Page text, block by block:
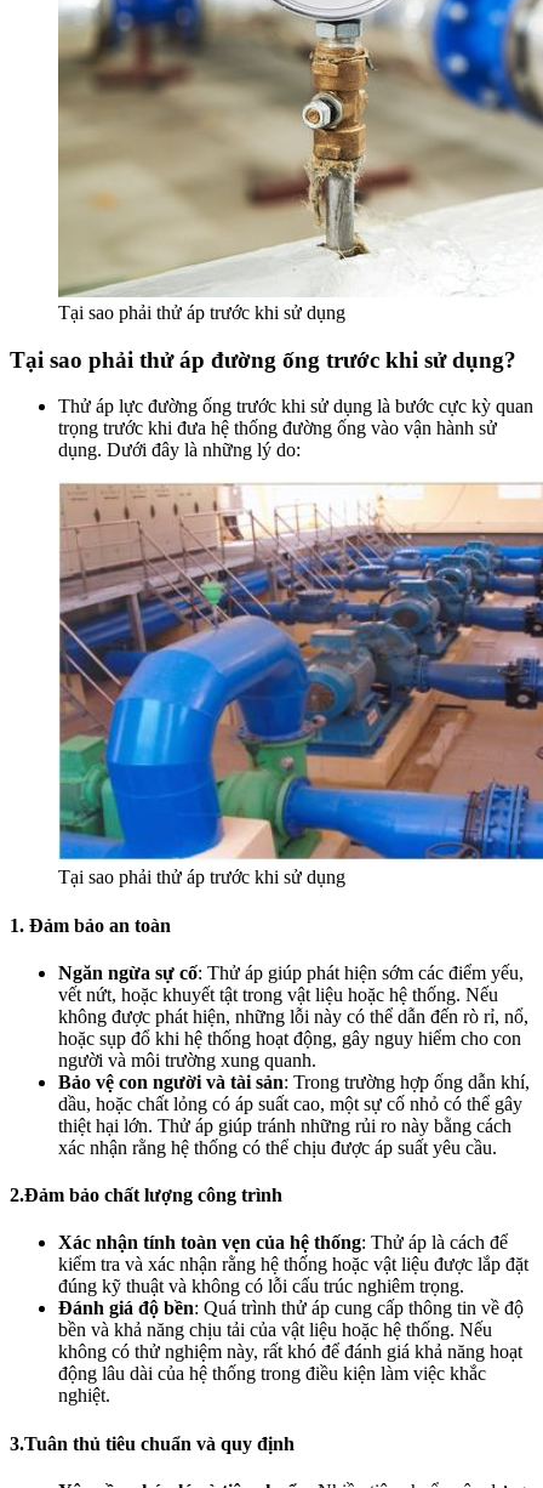
Tại sao phải thử áp trước khi sử dụng
Tại sao phải thử áp đường ống trước khi sử dụng?
Thử áp lực đường ống trước khi sử dụng là bước cực kỳ quan
trọng trước khi đưa hệ thống đường ống vào vận hành sử
dụng. Dưới đây là những lý do:
Tại sao phải thử áp trước khi sử dụng
1. Đảm bảo an toàn
Ngăn ngừa sự cố: Thử áp giúp phát hiện sớm các điểm yếu,
vết nứt, hoặc khuyết tật trong vật liệu hoặc hệ thống. Nếu
không được phát hiện, những lỗi này có thể dẫn đến rò rỉ, nổ,
hoặc sụp đổ khi hệ thống hoạt động, gây nguy hiểm cho con
người và môi trường xung quanh.
Bảo vệ con người và tài sản: Trong trường hợp ống dẫn khí,
dầu, hoặc chất lỏng có áp suất cao, một sự cố nhỏ có thể gây
thiệt hại lớn. Thử áp giúp tránh những rủi ro này bằng cách
xác nhận rằng hệ thống có thể chịu được áp suất yêu cầu.
2.Đảm bảo chất lượng công trình
Xác nhận tính toàn vẹn của hệ thống: Thử áp là cách để
kiểm tra và xác nhận rằng hệ thống hoặc vật liệu được lắp đặt
đúng kỹ thuật và không có lỗi cấu trúc nghiêm trọng.
Đánh giá độ bền: Quá trình thử áp cung cấp thông tin về độ
bền và khả năng chịu tải của vật liệu hoặc hệ thống. Nếu
không có thử nghiệm này, rất khó để đánh giá khả năng hoạt
động lâu dài của hệ thống trong điều kiện làm việc khắc
nghiệt.
3.Tuân thủ tiêu chuẩn và quy định